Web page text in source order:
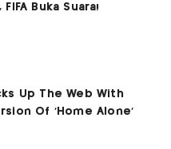
FIFA Buka Suara!